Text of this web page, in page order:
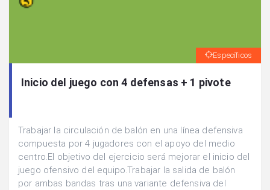
Específicos
Inicio del juego con 4 defensas + 1 pivote
Trabajar la circulación de balón en una línea defensiva
compuesta por 4 jugadores con el apoyo del medio
centro.El objetivo del ejercicio será mejorar el inicio del
juego ofensivo del equipo.Trabajar la salida de balón
por ambas bandas tras una variante defensiva del